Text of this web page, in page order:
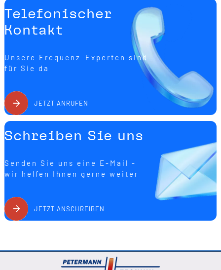
Telefonischer
Kontakt
Unsere Frequenz-Experten sind
für Sie da
JETZT ANRUFEN
Schreiben Sie uns
Senden Sie uns eine E-Mail -
wir helfen Ihnen gerne weiter
JETZT ANSCHREIBEN